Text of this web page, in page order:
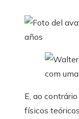
años
E, ao
físicos